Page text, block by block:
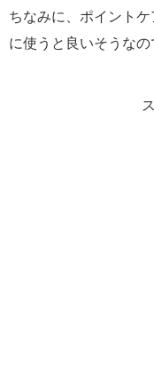
ちなみに、ポイント
に使うと良いそうなの